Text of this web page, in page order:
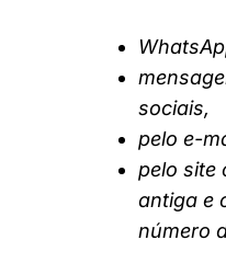
sociais,
pelo e-
pelo site
antiga e
número